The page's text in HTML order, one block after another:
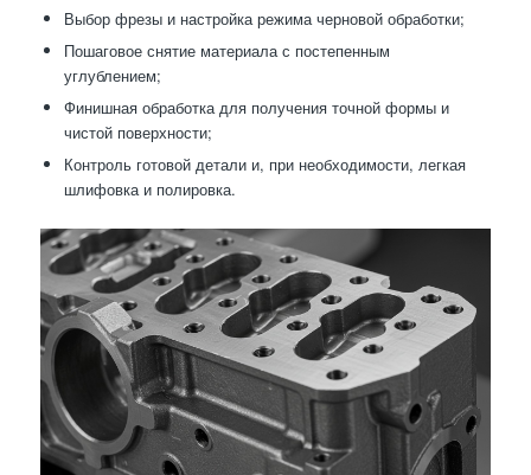
Выбор фрезы и настройка режима черновой обработки;
Пошаговое снятие материала с постепенным
углублением;
Финишная обработка для получения точной формы и
чистой поверхности;
Контроль готовой детали и, при необходимости, легкая
шлифовка и полировка.